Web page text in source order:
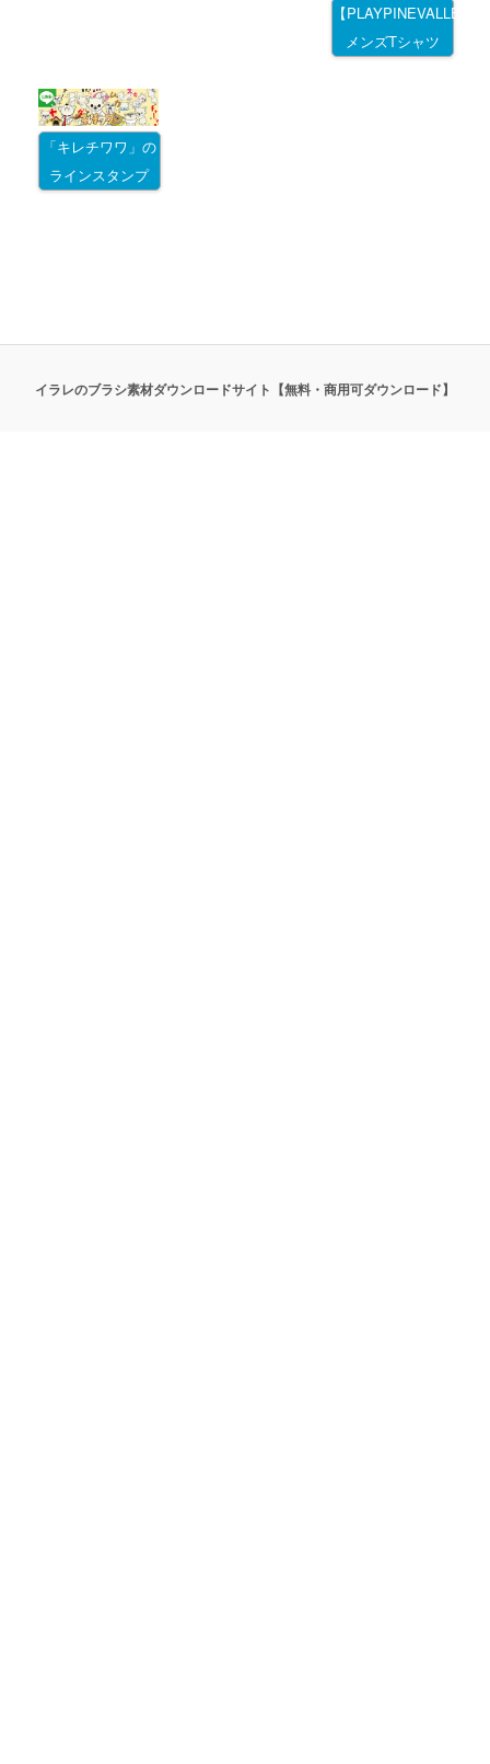
【PLAYPINEVALLEY
メンズTシャツ
「キレチワワ」の
ラインスタンプ
イラレのブラシ素材ダウンロードサイト【無料・商用可ダウンロード】